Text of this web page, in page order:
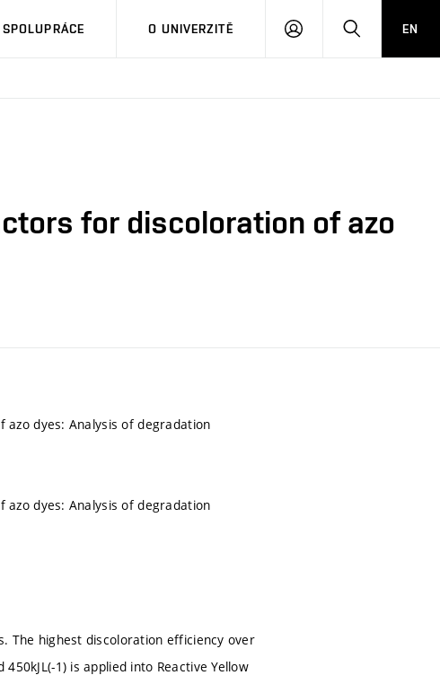
SPOLUPRÁCE O UNIVERZITĚ
PŘIHLÁSIT HLEDATEN
for discoloration of azo
dyes: Analysis of degradation
dyes: Analysis of degradation
The highest discoloration efficiency over
1) is applied into Reactive Yellow